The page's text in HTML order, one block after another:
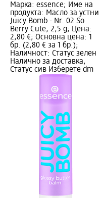
Марка: essence; Име на
продукта: Масло за устни
Juicy Bomb - Nr. 02 So
Berry Cute, 2,5 g; Цена:
2,80 €; Основна цена: 1
бр. (2,80 € за 1 бр.);
Наличност: Статус зелен
Налично за доставка,
Статус сив Изберете dm